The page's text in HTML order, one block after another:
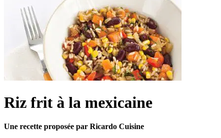
Riz frit à la mexicaine
Une recette proposée par Ricardo Cuisine